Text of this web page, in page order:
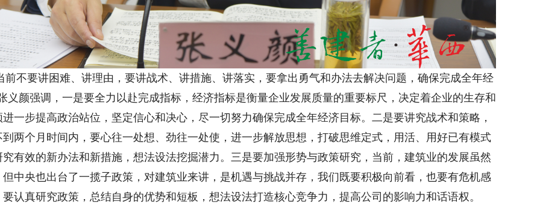
前不要讲困难、讲理由，要讲战术、讲措施、讲落实，要拿出勇气和办法去解决问题，确保完成全年经
义颜强调，一是要全力以赴完成指标，经济指标是衡量企业发展质量的重要标尺，决定着企业的生存和
一步提高政治站位，坚定信心和决心，尽一切努力确保完成全年经济目标。二是要讲究战术和策略，
两个月时间内，要心往一处想、劲往一处使，进一步解放思想，打破思维定式，用活、用好已有模式
有效的新办法和新措施，想法设法挖掘潜力。三是要加强形势与政策研究，当前，建筑业的发展虽然
中央也出台了一揽子政策，对建筑业来讲，是机遇与挑战并存，我们既要积极向前看，也要有危机感
认真研究政策，总结自身的优势和短板，想法设法打造核心竞争力，提高公司的影响力和话语权。